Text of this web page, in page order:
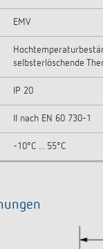
EMV
selbsterlöschende
IP 20
II nach EN 60 730-1
-10°C ... 55°C